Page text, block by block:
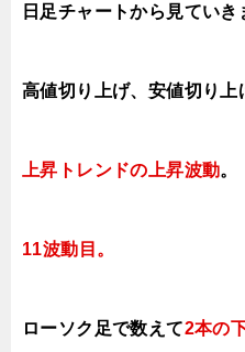
日足チャートから見ていき
高値切り上げ、安値切り上
上昇トレンドの上昇波動。
11波動目。
ローソク足で数えて2本の